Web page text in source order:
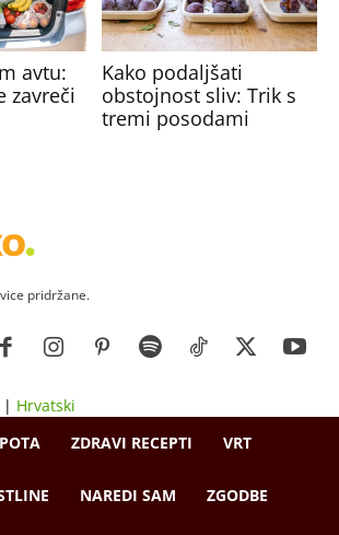
avtu:
zavreči
Kako podaljšati
obstojnost sliv: Trik s
tremi posodami
pridržane.
| Hrvatski
ZDRAVI RECEPTI VRT
NAREDI SAM ZGODBE